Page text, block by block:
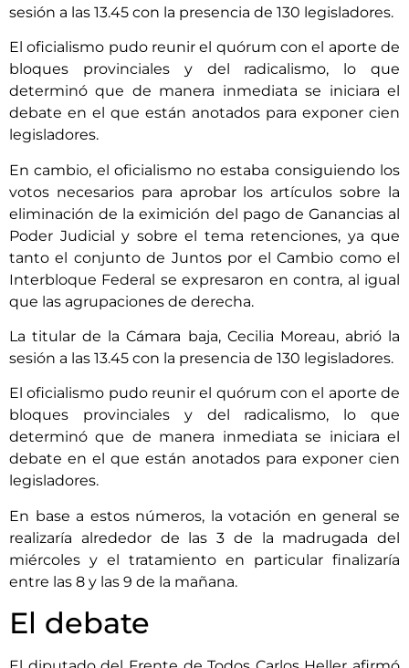
sesión a las 13.45 con la presencia de 130 legisladores.
El oficialismo pudo reunir el quórum con el aporte de
bloques provinciales y del radicalismo, lo que
determinó que de manera inmediata se iniciara el
debate en el que están anotados para exponer cien
legisladores.
En cambio, el oficialismo no estaba consiguiendo los
votos necesarios para aprobar los artículos sobre la
eliminación de la eximición del pago de Ganancias al
Poder Judicial y sobre el tema retenciones, ya que
tanto el conjunto de Juntos por el Cambio como el
Interbloque Federal se expresaron en contra, al igual
que las agrupaciones de derecha.
La titular de la Cámara baja, Cecilia Moreau, abrió la
sesión a las 13.45 con la presencia de 130 legisladores.
El oficialismo pudo reunir el quórum con el aporte de
bloques provinciales y del radicalismo, lo que
determinó que de manera inmediata se iniciara el
debate en el que están anotados para exponer cien
legisladores.
En base a estos números, la votación en general se
realizaría alrededor de las 3 de la madrugada del
miércoles y el tratamiento en particular finalizaría
entre las 8 y las 9 de la mañana.
El debate